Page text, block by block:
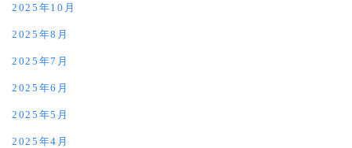
2025年10月
2025年8月
2025年7月
2025年6月
2025年5月
2025年4月